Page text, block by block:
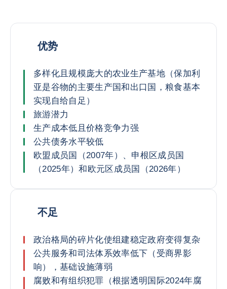
优势
多样化且规模庞大的农业生产基地（保加利
亚是谷物的主要生产国和出口国，粮食基本
实现自给自足）
旅游潜力
生产成本低且价格竞争力强
公共债务水平较低
欧盟成员国（2007年）、申根区成员国
（2025年）和欧元区成员国（2026年）
不足
政治格局的碎片化使组建稳定政府变得复杂
公共服务和司法体系效率低下（受商界影
响），基础设施薄弱
腐败和有组织犯罪（根据透明国际2024年腐